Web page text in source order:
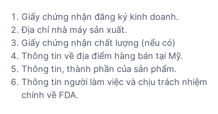
Giấy chứng nhận đăng ký kinh doanh.
Địa chỉ nhà máy sản xuất.
Giấy chứng nhận chất lượng (nếu có)
Thông tin về địa điểm hàng bán tại Mỹ.
Thông tin, thành phần của sản phẩm.
Thông tin người làm việc và chịu trách nhiệm
chính về FDA.